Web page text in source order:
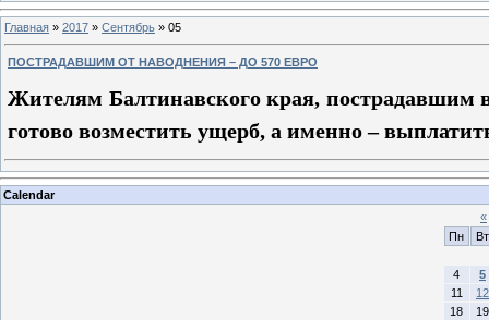
Главная » 2017 » Сентябрь » 05
ПОСТРАДАВШИМ ОТ НАВОДНЕНИЯ – ДО 570 ЕВРО
Жителям Балтинавского края, пострадавшим
готово возместить ущерб, а именно –
Calendar
«
Пн
Вт
4
5
11
12
18
19